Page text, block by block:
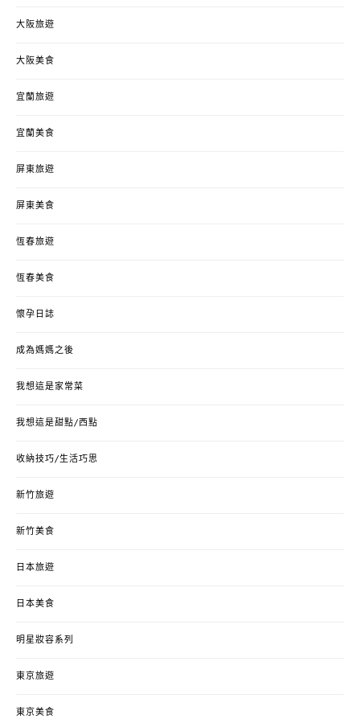
大阪旅遊
大阪美食
宜蘭旅遊
宜蘭美食
屏東旅遊
屏東美食
恆春旅遊
恆春美食
懷孕日誌
成為媽媽之後
我想這是家常菜
我想這是甜點/西點
收納技巧/生活巧思
新竹旅遊
新竹美食
日本旅遊
日本美食
明星妝容系列
東京旅遊
東京美食